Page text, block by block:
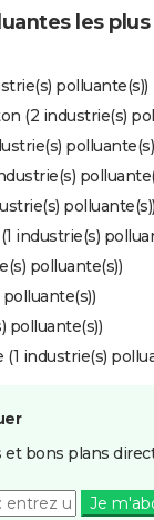
les
polluante(s))
(2 industrie(s)
polluante(s))
industrie(s)
polluante(s))
polluante(s))
industrie(s)
et bons plans
Je